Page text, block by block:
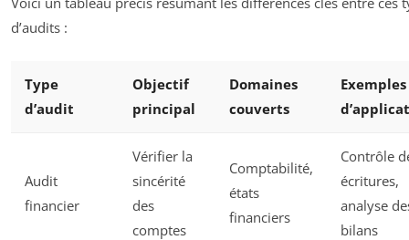
d’audits :
Type
d’audit
Objectif
principal
Domaines
couverts
Exemples
Audit
financier
Vérifier la
sincérité
des
comptes
Comptabilité,
états
financiers
Contrôle
écritures,
analyse
bilans